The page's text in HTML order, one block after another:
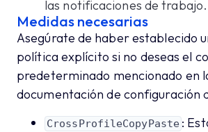
las notificaciones de trabajo.
Medidas necesarias
Asegúrate de haber establecido
política explícito si no deseas el
predeterminado mencionado en
documentación de configuración
CrossProfileCopyPaste :